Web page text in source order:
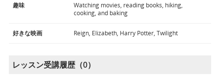
趣味
Watching movies, reading books, hiking,
cooking, and baking
好きな映画 Reign, Elizabeth, Harry Potter, Twilight
レッスン受講履歴（0）